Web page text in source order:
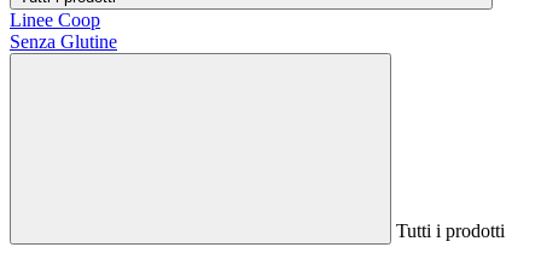
Linee Coop
Senza Glutine
Tutti i prodotti